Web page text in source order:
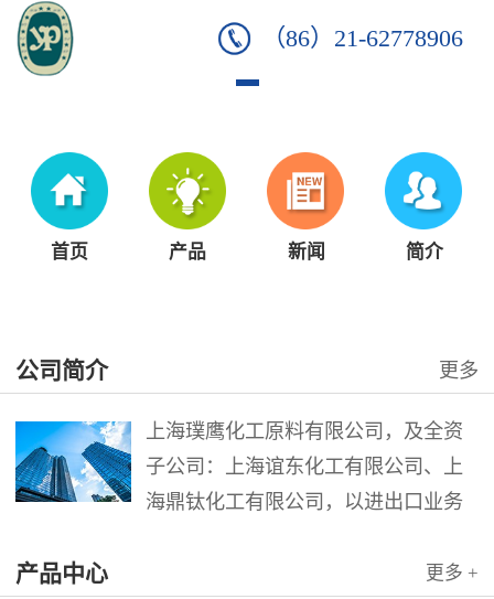
（86）21-62778906
首页 产品 新闻 简介
公司简介 更多
上海璞鹰化工原料有限公司，及全资
子公司：上海谊东化工有限公司、上
海鼎钛化工有限公司，以进出口业务
品。公司以其灵活的市场对策和创造
产品中心 更多 +